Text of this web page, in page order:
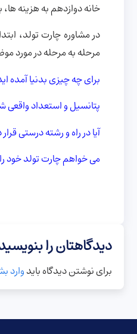
خانه دوازدهم به هزینه
در مشاوره چارت تولد،
مرحله به مرحله در مورد
برای چه چیزی بدنیا آمده
پتانسیل و استعداد
آیا در راه و رشته درستی
می خواهم چارت تولد خود
دیدگاهتان را
برای نوشتن دیدگاه بایدوارد